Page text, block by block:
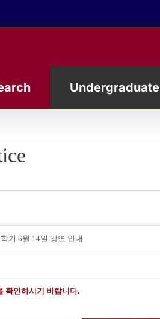
Undergraduate
기 6월 14일 강연 안내
확인하시기 바랍니다.